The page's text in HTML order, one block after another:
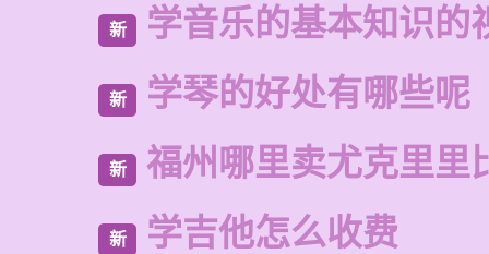
新 学音乐的基本知识的
新 学琴的好处有哪些呢
新 福州哪里卖尤克里里
新 学吉他怎么收费